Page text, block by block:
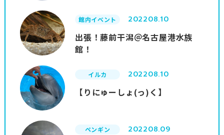
館内イベント 202208.10
出張！藤前干潟＠名古屋港水族
館！
イルカ 202208.10
【りにゅーしょ(っ)く】
ペンギン 202208.09